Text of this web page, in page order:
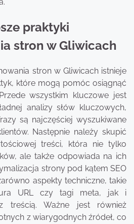
praktyki
stron w Gliwicach
stron w Gliwicach istnieje
które mogą pomóc osiągnąć
wszystkim kluczowe jest
analizy słów kluczowych,
są najczęściej wyszukiwane
Następnie należy skupić
treści, która nie tylko
ale także odpowiada na ich
strony pod kątem SEO
aspekty techniczne, takie
URL czy tagi meta, jak i
treścią. Ważne jest również
z wiarygodnych źródeł, co